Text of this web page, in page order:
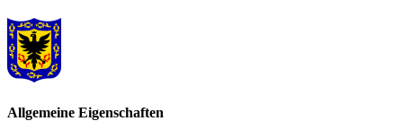
Allgemeine Eigenschaften